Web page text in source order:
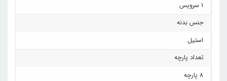
1 سرویس
جنس بدنه
استیل
تعداد پارچه
8 پارچه